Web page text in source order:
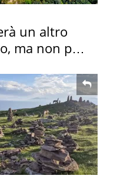
un altro
ma non per